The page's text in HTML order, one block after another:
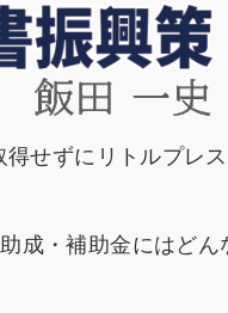
せずにリトルプレ
成・補助金にはどん